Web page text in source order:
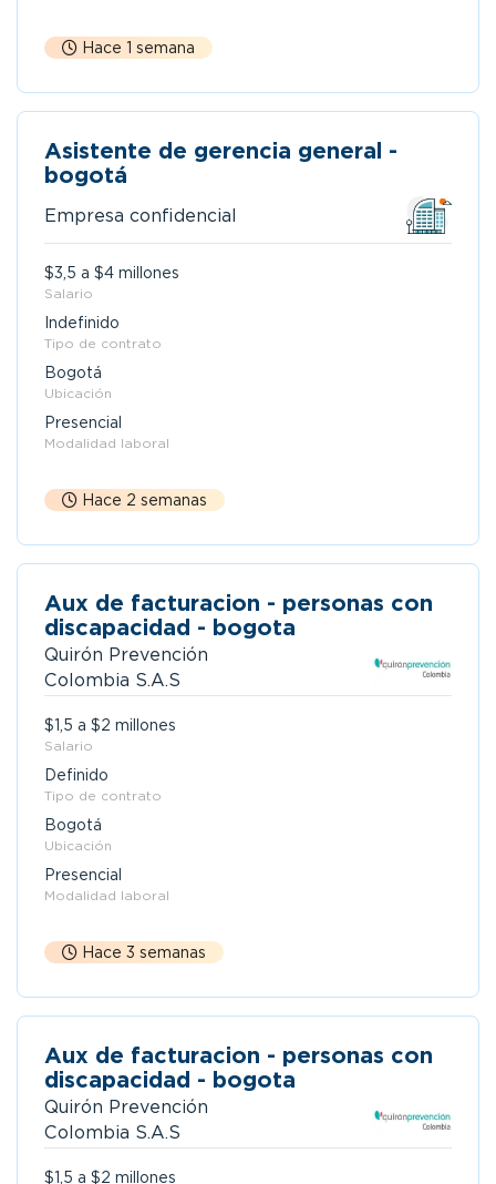
Hace 1 semana
Asistente de gerencia general -
bogotá
Empresa confidencial
$3,5 a $4 millones
Salario
Indefinido
Tipo de contrato
Bogotá
Ubicación
Presencial
Modalidad laboral
Hace 2 semanas
Aux de facturacion - personas con
discapacidad - bogota
Quirón Prevención
Colombia S.A.S
$1,5 a $2 millones
Salario
Definido
Tipo de contrato
Bogotá
Ubicación
Presencial
Modalidad laboral
Hace 3 semanas
Aux de facturacion - personas con
discapacidad - bogota
Quirón Prevención
Colombia S.A.S
$1,5 a $2 millones